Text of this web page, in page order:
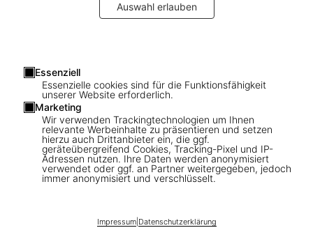
Auswahl erlauben
Essenziell
Essenzielle cookies sind für die Funktionsfähigkeit
unserer Website erforderlich.
Marketing
Wir verwenden Trackingtechnologien um Ihnen
relevante Werbeinhalte zu präsentieren und setzen
hierzu auch Drittanbieter ein, die ggf.
geräteübergreifend Cookies, Tracking-Pixel und IP-
Adressen nutzen. Ihre Daten werden anonymisiert
verwendet oder ggf. an Partner weitergegeben, jedoch
immer anonymisiert und verschlüsselt.
Impressum| Datenschutzerklärung
1/8
XL
The History of Graphic Design. Vol. 1.
1890–1959
Auch erhältlich: